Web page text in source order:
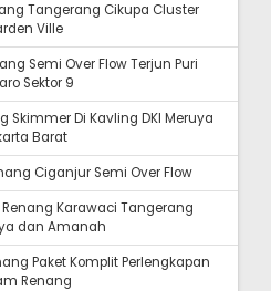
Tangerang Cikupa Cluster
Ville
Semi Over Flow Terjun Puri
Sektor 9
Skimmer Di Kavling DKI Meruya
Barat
Ciganjur Semi Over Flow
Karawaci Tangerang
dan Amanah
Paket Komplit Perlengkapan
Renang